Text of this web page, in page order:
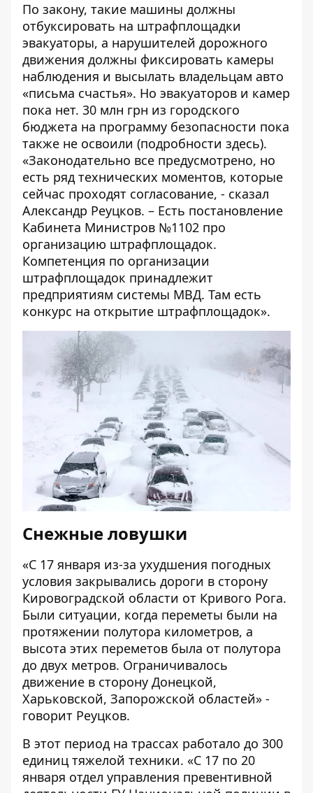
По закону, такие машины должны
отбуксировать на штрафплощадки
эвакуаторы, а нарушителей дорожного
движения должны фиксировать камеры
наблюдения и высылать владельцам авто
«письма счастья». Но эвакуаторов и камер
пока нет. 30 млн грн из городского
бюджета на программу безопасности пока
также не освоили (подробности здесь).
«Законодательно все предусмотрено, но
есть ряд технических моментов, которые
сейчас проходят согласование, - сказал
Александр Реуцков. – Есть постановление
Кабинета Министров №1102 про
организацию штрафплощадок.
Компетенция по организации
штрафплощадок принадлежит
предприятиям системы МВД. Там есть
конкурс на открытие штрафплощадок».
Снежные ловушки
«С 17 января из-за ухудшения погодных
условия закрывались дороги в сторону
Кировоградской области от Кривого Рога.
Были ситуации, когда переметы были на
протяжении полутора километров, а
высота этих переметов была от полутора
до двух метров. Ограничивалось
движение в сторону Донецкой,
Харьковской, Запорожской областей» -
говорит Реуцков.
В этот период на трассах работало до 300
единиц тяжелой техники. «С 17 по 20
января отдел управления превентивной